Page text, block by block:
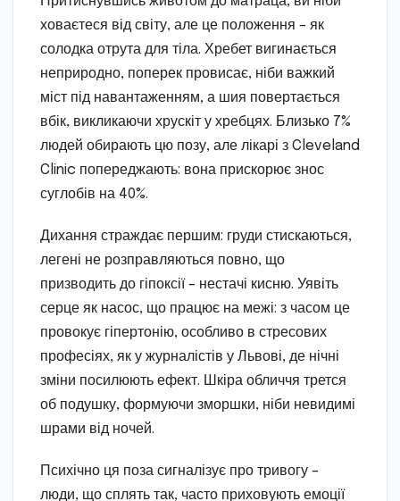
ховаєтеся від світу, але це положення – як
солодка отрута для тіла. Хребет вигинається
неприродно, поперек провисає, ніби важкий
міст під навантаженням, а шия повертається
вбік, викликаючи хрускіт у хребцях. Близько 7%
людей обирають цю позу, але лікарі з Cleveland
Clinic попереджають: вона прискорює знос
суглобів на 40%.
Дихання страждає першим: груди стискаються,
легені не розправляються повно, що
призводить до гіпоксії – нестачі кисню. Уявіть
серце як насос, що працює на межі: з часом це
провокує гіпертонію, особливо в стресових
професіях, як у журналістів у Львові, де нічні
зміни посилюють ефект. Шкіра обличчя трется
об подушку, формуючи зморшки, ніби невидимі
шрами від ночей.
Психічно ця поза сигналізує про тривогу –
люди, що сплять так, часто приховують емоції